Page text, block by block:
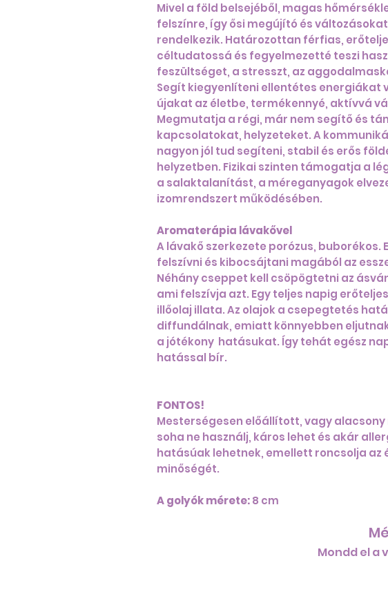
Mivel a föld belsejéből, magas
felszínre, így ősi megújító és
rendelkezik. Határozottan férfias,
céltudatossá és fegyelmezetté teszi
feszültséget, a stresszt, az
Segít kiegyenlíteni ellentétes energiákat
újakat az életbe, termékennyé, aktívvá
Megmutatja a régi, már nem segítő és
kapcsolatokat, helyzeteket. A
nagyon jól tud segíteni, stabil és erős
helyzetben. Fizikai szinten támogatja a
a salaktalanítást, a méreganyagok
izomrendszert működésében.
Aromaterápia lávakővel
A lávakő szerkezete porózus, buborékos.
felszívni és kibocsájtani magából az
Néhány cseppet kell csöpögtetni az
ami felszívja azt. Egy teljes napig
illőolaj illata. Az olajok a csepegtetés
diffundálnak, emiatt könnyebben
a jótékony hatásukat. Így tehát egész
hatással bír.
FONTOS!
Mesterségesen előállított, vagy
soha ne használj, káros lehet és akár
hatásúak lehetnek, emellett roncsolja az
minőségét.
A golyók mérete:8 cm
Mondd el a